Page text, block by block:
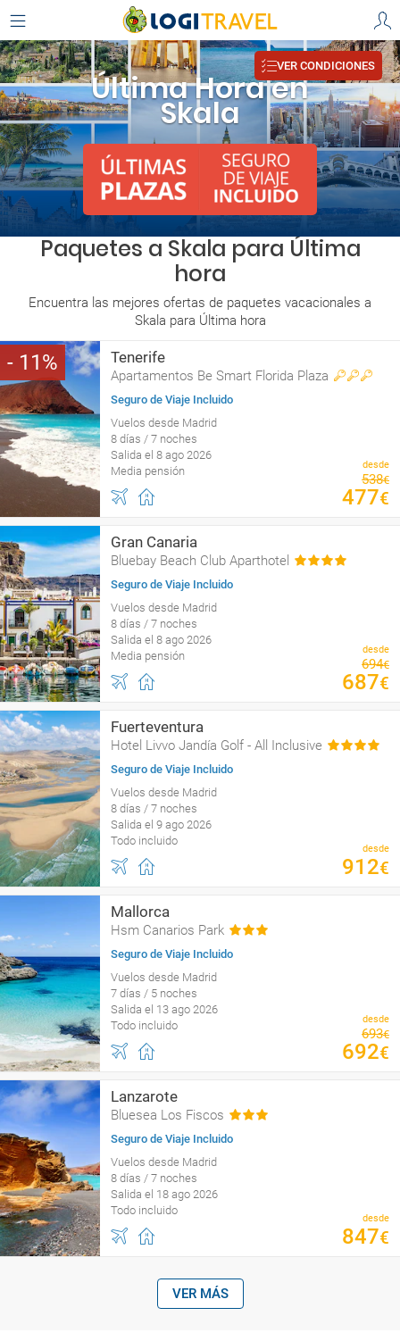
Última Hora en
Skala
VER CONDICIONES
Paquetes a Skala para Última
hora
Encuentra las mejores ofertas de paquetes vacacionales a
Skala para Última hora
11 Tenerife
Apartamentos Be Smart Florida Plaza
Seguro de Viaje Incluido
Vuelos desde Madrid
8 días / 7 noches
Salida el 8 ago 2026
Media pensión
desde
538€
477€
Gran Canaria
Bluebay Beach Club Aparthotel
Seguro de Viaje Incluido
Vuelos desde Madrid
8 días / 7 noches
Salida el 8 ago 2026
Media pensión
desde
694€
687€
Fuerteventura
Hotel Livvo Jandía Golf - All Inclusive
Seguro de Viaje Incluido
Vuelos desde Madrid
8 días / 7 noches
Salida el 9 ago 2026
Todo incluido
desde
912€
Mallorca
Hsm Canarios Park
Seguro de Viaje Incluido
Vuelos desde Madrid
7 días / 5 noches
Salida el 13 ago 2026
Todo incluido
desde
693€
692€
Lanzarote
Bluesea Los Fiscos
Seguro de Viaje Incluido
Vuelos desde Madrid
8 días / 7 noches
Salida el 18 ago 2026
Todo incluido
desde
847€
VER MÁS